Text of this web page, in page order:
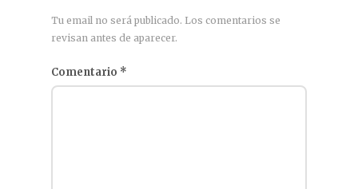
Tu email no será publicado. Los comentarios se
revisan antes de aparecer.
Comentario *